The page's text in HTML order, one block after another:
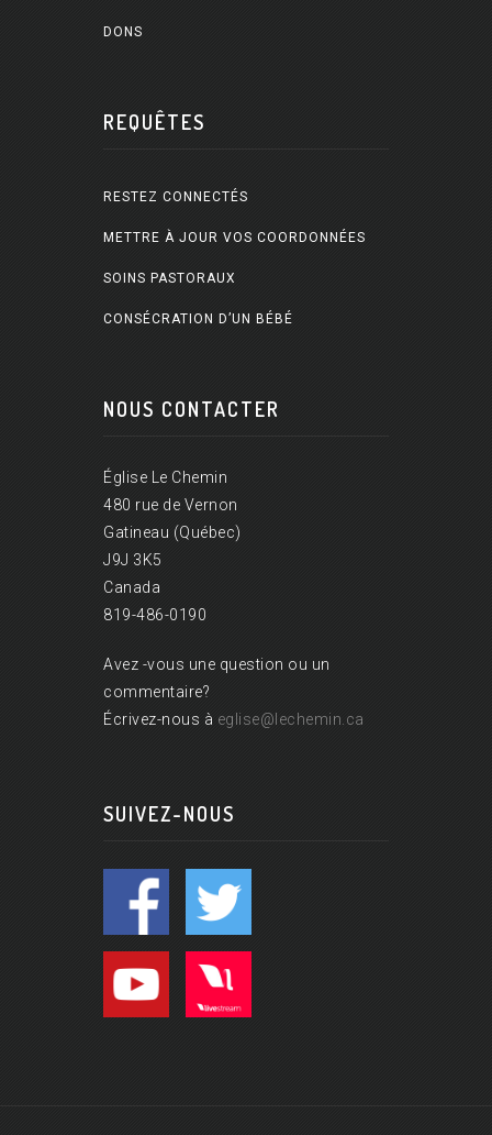
DONS
REQUÊTES
RESTEZ CONNECTÉS
METTRE À JOUR VOS COORDONNÉES
SOINS PASTORAUX
CONSÉCRATION D’UN BÉBÉ
NOUS CONTACTER
Église Le Chemin
480 rue de Vernon
Gatineau (Québec)
J9J 3K5
Canada
819-486-0190
Avez -vous une question ou un
commentaire?
Écrivez-nous à eglise@lechemin.ca
SUIVEZ-NOUS